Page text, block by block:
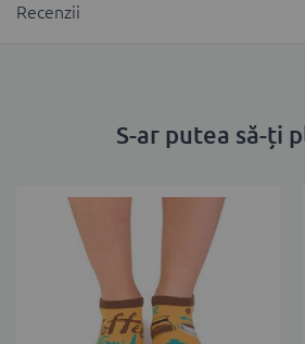
Recenzii
S-ar putea să-ți